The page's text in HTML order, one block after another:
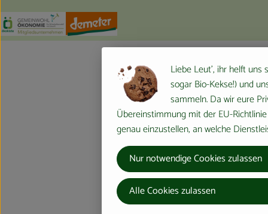
Externer Link zu https://www.oekokiste.de/
Externer Link zu https://germany.econgood.org/
Liebe Leut', ihr helft uns
sogar Bio-Kekse!) und
sammeln. Da wir eure
Übereinstimmung mit der EU-
genau einzustellen, an welche
Nur notwendige Cookies zulassen
Alle Cookies zulassen